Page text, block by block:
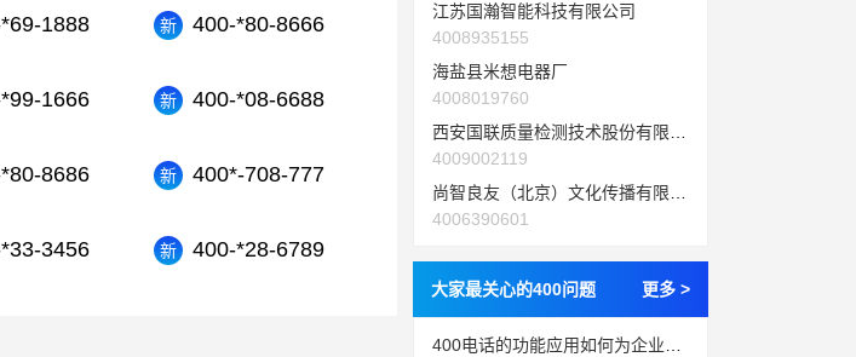
1888 400-*80-8666
1666 400-*08-6688
8686 400*-708-777
3456 400-*28-6789
江苏国瀚智能科技有限公司
4008935155
海盐县米想电器厂
4008019760
4009002119
4006390601
大家最关心的400问题 更多 >